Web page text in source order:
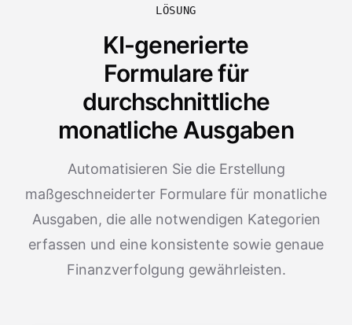
LÖSUNG
KI-generierte
Formulare für
durchschnittliche
monatliche Ausgaben
Automatisieren Sie die Erstellung
maßgeschneiderter Formulare für monatliche
Ausgaben, die alle notwendigen Kategorien
erfassen und eine konsistente sowie genaue
Finanzverfolgung gewährleisten.